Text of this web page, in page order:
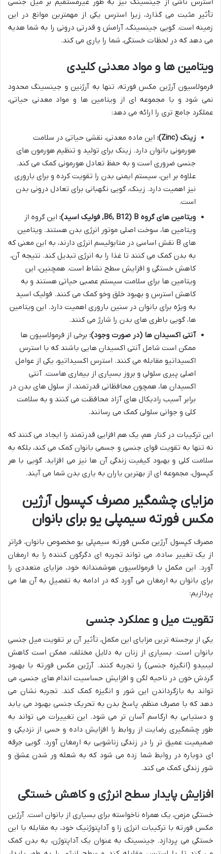
تأثیر مثبت می گذارد، زیرا استرس یکی از مهمترین موانع در این
زمینه است. گویی جینسینگ، آرامش و قدرتی درونی را به شما هدیه
می دهد که در لحظات خستگی، شما را یاری می کند.
ویتامین ها و مواد معدنی کلیدی
فرمولاسیون آرژین مکس فورته، تنها به آرژنین و جینسینگ محدود
نمی شود و با مجموعه ای از ویتامین ها و مواد معدنی حیاتی،
عملکرد جامع تری را ارائه می دهد:
زینک (Zinc):
این ماده معدنی، نقشی حیاتی در سلامت
هورمونی بانوان دارد. زینک برای تولید و تنظیم هورمون های
جنسی ضروری است و به حفظ تعادل هورمونی کمک می کند.
علاوه بر این، سیستم ایمنی بدن را تقویت کرده و برای باروری
نیز اهمیت دارد. زینک، گویی نگهبانی برای تعادل درونی بدن
است.
ویتامین های گروه B (B6, B12, فولیک اسید):
این گروه از
ویتامین ها، سوخت اصلی موتور انرژی بدن هستند. ویتامین
های B نقش اساسی در متابولیسم انرژی دارند، به این معنی که
به بدن کمک می کنند تا غذا را به انرژی تبدیل کند. نتیجه آن،
کاهش خستگی و افزایش سطح نشاط است. همچنین، این
ویتامین ها برای سلامت سیستم عصبی حیاتی هستند و به
کاهش استرس و بهبود خلق وخو کمک می کنند. فولیک اسید
به ویژه برای بانوان در سنین باروری اهمیت دارد. این ویتامین
ها، گویی باطری های بدن را شارژ می کنند.
آنتی اکسیدان ها (در صورت وجود): برخی از فرمولاسیون ها
ممکن است شامل آنتی اکسیدان هایی باشند که با استرس
اکسیداتیو مقابله می کنند. استرس اکسیداتیو، یکی از عوامل
اصلی پیری سلولی و بروز بسیاری از بیماری هاست. آنتی
اکسیدان ها، همچون محافظانی قدرتمند، از سلول های بدن در
برابر آسیب رادیکال های آزاد محافظت می کنند و به سلامت
کلی و جوانی سلولی کمک می رسانند.
این ترکیبات در کنار هم، یک هم افزایی قدرتمند را ایجاد می کنند که
نه تنها به تقویت قوای جنسی و جسمی بانوان کمک می کند، بلکه به
سلامت کلی و بهبود کیفیت زندگی آن ها نیز می افزاید. گویی با هر
کپسول، مجموعه ای از بهترین یاران به یاری بدن شما می آیند.
مزایای چشمگیر مصرف کپسول آرژین
مکس فورته سیمپلی یو برای بانوان
مصرف کپسول آرژین مکس فورته سیمپلی یو مخصوص بانوان، فراتر
از یک تغییر ساده، می تواند تجربه ای دگرگون کننده را به ارمغان
آورد. این مکمل با فرمولاسیون هوشمندانه خود، مزایای متعددی را
برای بانوان به ارمغان می آورد که در ادامه به تفصیل به آن ها می
پردازیم:
تقویت میل و عملکرد جنسی
یکی از برجسته ترین مزایای این مکمل، تأثیر آن بر تقویت میل جنسی
بانوان است. بسیاری از زنان به دلایل مختلف، ممکن است کاهش
لیبیدو (انگیزه جنسی) را تجربه کنند. آرژین مکس فورته با بهبود
گردش خون در ناحیه لگن و افزایش حساسیت اندام های جنسی، می
تواند به بازگرداندن این شور و انگیزه کمک کند. تجربه نشان می
دهد که با مصرف منظم، پاسخ بدن به تحریک جنسی بهبود می یابد
و دستیابی به ارگاسم آسان تر می شود. این تغییرات می تواند به
طور چشمگیری رضایت از روابط را افزایش داده و حسی از نزدیکی و
صمیمیت عمیق تر را در زندگی زناشویی به ارمغان آورد. گویی جرقه
ای دوباره در روابط شما زده می شود که به شعله ور شدن عشق و
شور زندگی کمک می کند.
افزایش پایدار سطح انرژی و کاهش خستگی
خستگی مزمن، یک همراه ناخواسته برای بسیاری از بانوان است. آرژین
مکس فورته با ترکیبات انرژی زا و آداپتوژنیک خود، به مقابله با این
خستگی می پردازد. جینسینگ به عنوان یک آداپتوژن، به بدن کمک